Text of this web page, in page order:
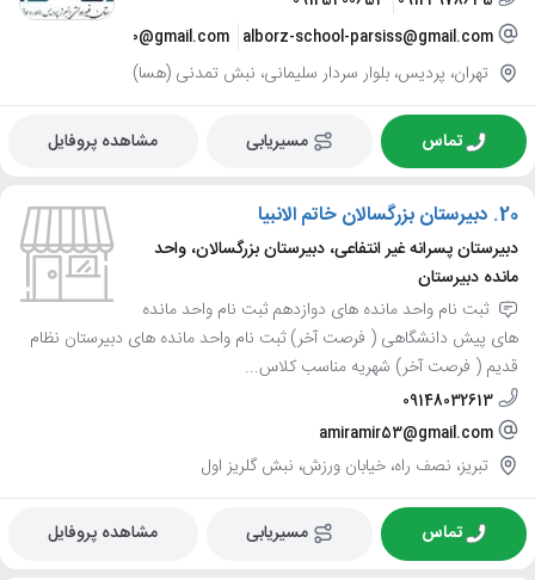
alborz-school-parsiss@gmail.com
تهران، پردیس، بلوار سردار سلیمانی، نبش تمدنی (هسا)
تماس مسیریابی مشاهده پروفایل
20. دبیرستان بزرگسالان خاتم الانبیا
دبیرستان پسرانه غیر انتفاعی، دبیرستان بزرگسالان، واحد
مانده دبیرستان
ثبت نام واحد مانده های دوازدهم ثبت نام واحد مانده
های پیش دانشگاهی ( فرصت آخر) ثبت نام واحد مانده های دبیرستان نظام
قدیم ( فرصت آخر) شهریه مناسب کلاس...
09148032613
amiramir53@gmail.com
تبریز، نصف راه، خیابان ورزش، نبش گلریز اول
تماس مسیریابی مشاهده پروفایل